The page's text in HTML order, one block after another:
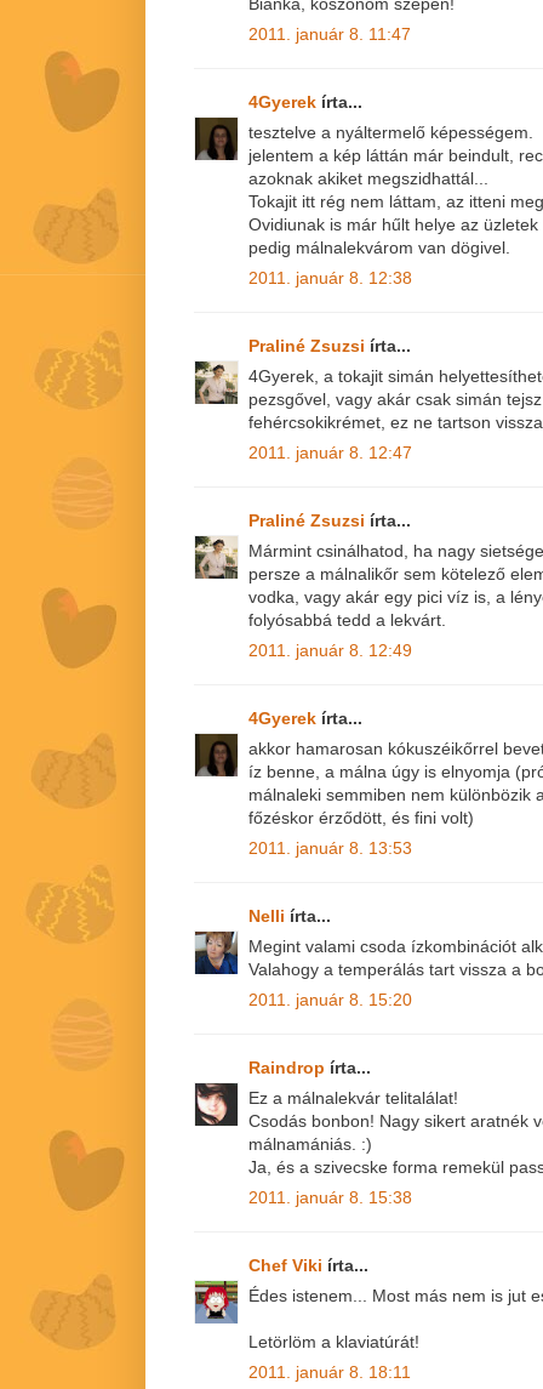
2011. január 8. 11:47
4Gyerek írta...
tesztelve a nyáltermelő képességem.
jelentem a kép láttán már beindult,
azoknak akiket megszidhattál...
Tokajit itt rég nem láttam, az itteni
Ovidiunak is már hűlt helye az üzletek
pedig málnalekvárom van dögivel.
2011. január 8. 12:38
Praliné Zsuzsi írta...
4Gyerek, a tokajit simán
pezsgővel, vagy akár csak simán
fehércsokikrémet, ez ne tartson
2011. január 8. 12:47
Praliné Zsuzsi írta...
Mármint csinálhatod, ha nagy
persze a málnalikőr sem kötelező
vodka, vagy akár egy pici víz is, a
folyósabbá tedd a lekvárt.
2011. január 8. 12:49
4Gyerek írta...
akkor hamarosan kókuszéikőrrel
íz benne, a málna úgy is elnyomja
málnaleki semmiben nem különbözik
főzéskor érződött, és fini volt)
2011. január 8. 13:53
Nelli írta...
Megint valami csoda ízkombinációt
Valahogy a temperálás tart vissza a
2011. január 8. 15:20
Raindrop írta...
Ez a málnalekvár telitalálat!
Csodás bonbon! Nagy sikert aratnék
málnamániás. :)
Ja, és a szivecske forma remekül
2011. január 8. 15:38
Chef Viki írta...
Édes istenem... Most más nem is jut
Letörlöm a klaviatúrát!
2011. január 8. 18:11